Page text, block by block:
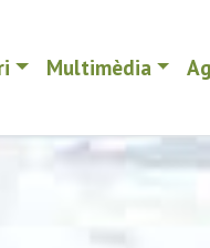
Multimèdia